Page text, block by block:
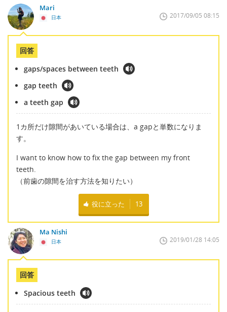
Mari
日本 2017/09/05 08:15
回答
gaps/spaces between teeth
gap teeth
a teeth gap
1カ所だけ隙間があいている場合は、a gapと単数になりま
す。
I want to know how to fix the gap between my front
teeth.
（前歯の隙間を治す方法を知りたい）
役に立った 13
Ma Nishi
日本 2019/01/28 14:05
回答
Spacious teeth